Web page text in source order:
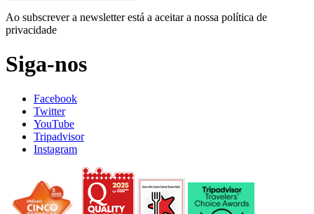
Ao subscrever a newsletter está a aceitar a nossa política de
privacidade
Siga-nos
Facebook
Twitter
YouTube
Tripadvisor
Instagram